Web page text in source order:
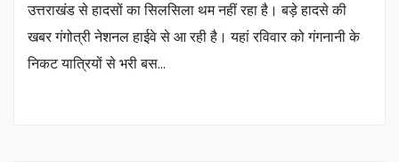
उत्तराखंड से हादसों का सिलसिला थम नहीं रहा है। बड़े हादसे की
खबर गंगोत्री नेशनल हाईवे से आ रही है। यहां रविवार को गंगनानी के
निकट यात्रियों से भरी बस…